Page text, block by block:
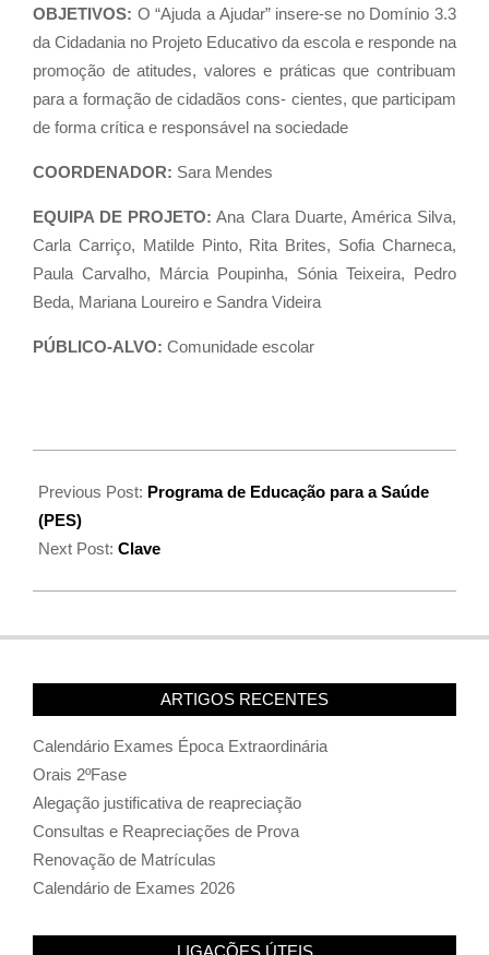
OBJETIVOS: O “Ajuda a Ajudar” insere-se no Domínio 3.3
da Cidadania no Projeto Educativo da escola e responde na
promoção de atitudes, valores e práticas que contribuam
para a formação de cidadãos cons- cientes, que participam
de forma crítica e responsável na sociedade
COORDENADOR: Sara Mendes
EQUIPA DE PROJETO: Ana Clara Duarte, América Silva,
Carla Carriço, Matilde Pinto, Rita Brites, Sofia Charneca,
Paula Carvalho, Márcia Poupinha, Sónia Teixeira, Pedro
Beda, Mariana Loureiro e Sandra Videira
PÚBLICO-ALVO: Comunidade escolar
Previous Post: Programa de Educação para a Saúde
(PES)
Next Post: Clave
ARTIGOS RECENTES
Calendário Exames Época Extraordinária
Orais 2ºFase
Alegação justificativa de reapreciação
Consultas e Reapreciações de Prova
Renovação de Matrículas
Calendário de Exames 2026
LIGAÇÕES ÚTEIS